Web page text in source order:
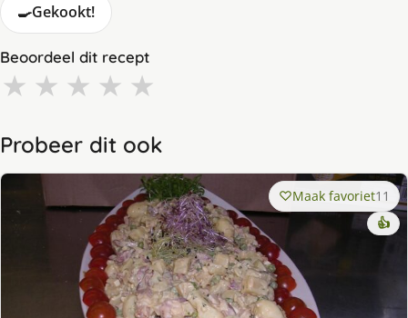
🍳Gekookt!
Beoordeel dit recept
★ ★ ★ ★ ★
Probeer dit ook
Maak favoriet11
👍